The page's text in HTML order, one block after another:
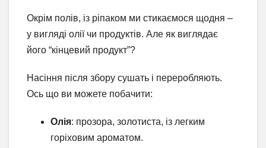
Окрім полів, із ріпаком ми стикаємося щодня –
у вигляді олії чи продуктів. Але як виглядає
його “кінцевий продукт”?
Насіння після збору сушать і переробляють.
Ось що ви можете побачити:
Олія: прозора, золотиста, із легким
горіховим ароматом.